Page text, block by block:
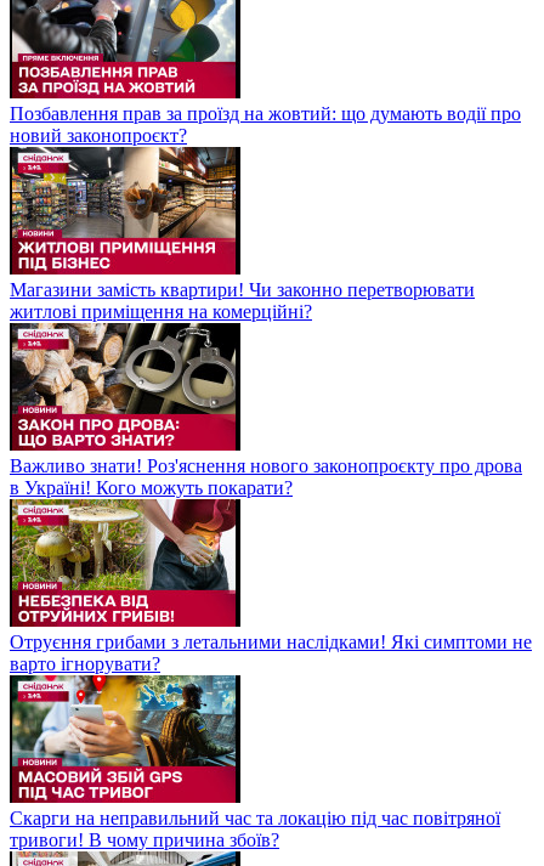
Позбавлення прав за проїзд на жовтий: що думають водії про
новий законопроєкт?
Магазини замість квартири! Чи законно перетворювати
житлові приміщення на комерційні?
Важливо знати! Роз'яснення нового законопроєкту про дрова
в Україні! Кого можуть покарати?
Отруєння грибами з летальними наслідками! Які симптоми не
варто ігнорувати?
Скарги на неправильний час та локацію під час повітряної
тривоги! В чому причина збоїв?